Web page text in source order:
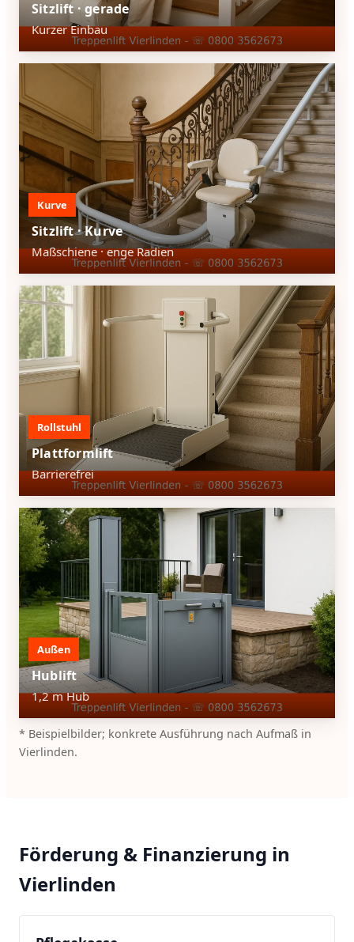
Sitzlift · gerade
Kurzer Einbau
Kurve
Sitzlift · Kurve
Maßschiene · enge Radien
Rollstuhl
Plattformlift
Barrierefrei
Außen
Hublift
1,2 m Hub
* Beispielbilder; konkrete Ausführung nach Aufmaß in
Vierlinden.
Förderung & Finanzierung in
Vierlinden